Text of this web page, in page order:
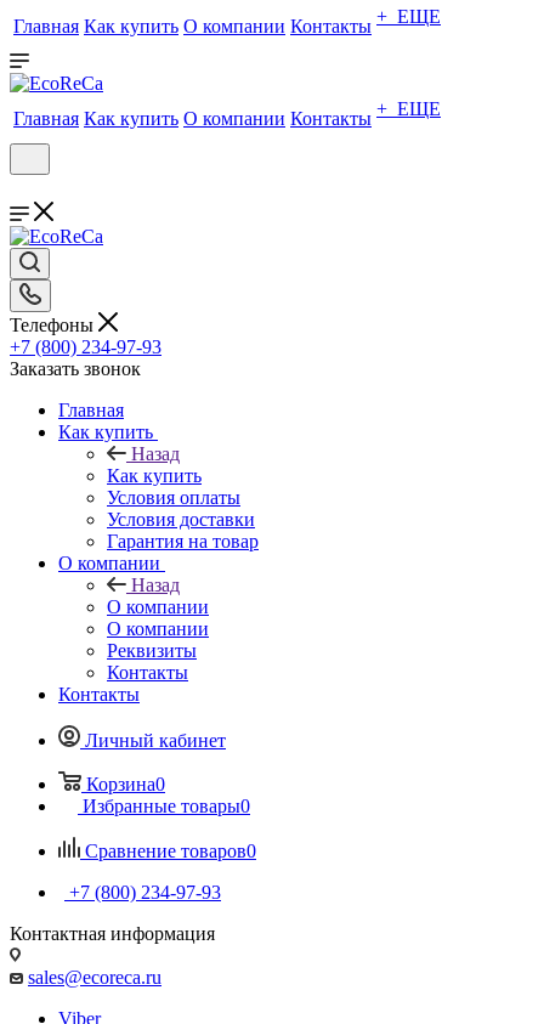
Главная Как купить О компании Контакты + ЕЩЕ
Главная Как купить О компании Контакты + ЕЩЕ
Телефоны
+7 (800) 234-97-93
Заказать звонок
Главная
Как купить
Назад
Как купить
Условия оплаты
Условия доставки
Гарантия на товар
О компании
Назад
О компании
О компании
Реквизиты
Контакты
Контакты
Личный кабинет
Корзина0
Избранные товары0
Сравнение товаров0
+7 (800) 234-97-93
Контактная информация
sales@ecoreca.ru
Viber